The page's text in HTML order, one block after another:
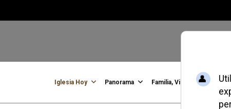
Iglesia Hoy Panorama Familia, Vida, Identidad